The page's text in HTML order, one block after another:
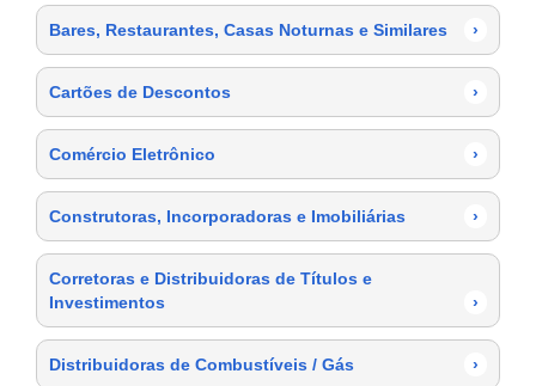
Bares, Restaurantes, Casas Noturnas e Similares ›
Cartões de Descontos ›
Comércio Eletrônico ›
Construtoras, Incorporadoras e Imobiliárias ›
Corretoras e Distribuidoras de Títulos e
Investimentos
›
Distribuidoras de Combustíveis / Gás ›